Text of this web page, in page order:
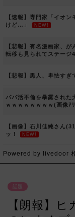
【速報】専門家「イオ
けど…」
NEW!
【悲報】有名漫画家、
転移も見られてステージ4
【悲報】黒人、卑怯すぎ
パパ活不倫を暴露され
ｗｗｗｗｗｗｗｗ(画像ｱ
【画像】石川佳純さん
ッ！
NEW!
Powered by livedoor
話題
【朗報】